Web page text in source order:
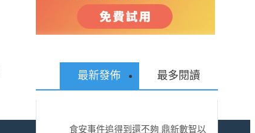
最新發佈 最多閱讀
食安事件追得到還不夠 鼎新數智以